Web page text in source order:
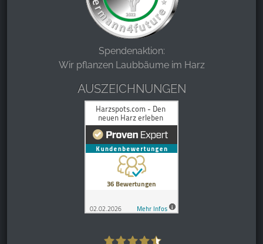
Spendenaktion:
Wir pflanzen Laubbäume im Harz
AUSZEICHNUNGEN